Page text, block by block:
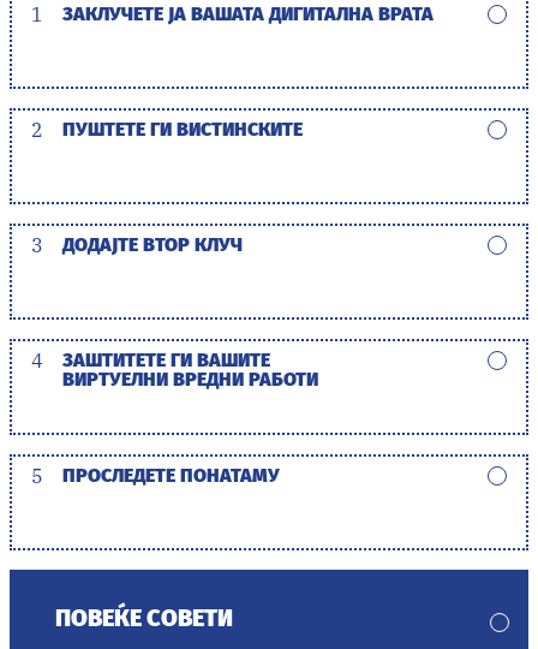
1 ЗАКЛУЧЕТЕ ЈА ВАШАТА ДИГИТАЛНА ВРАТА
2 ПУШТЕТЕ ГИ ВИСТИНСКИТЕ
3 ДОДАЈТЕ ВТОР КЛУЧ
4
ЗАШТИТЕТЕ ГИ ВАШИТЕ
ВИРТУЕЛНИ ВРЕДНИ РАБОТИ
5 ПРОСЛЕДЕТЕ ПОНАТАМУ
ПОВЕЌЕ СОВЕТИ